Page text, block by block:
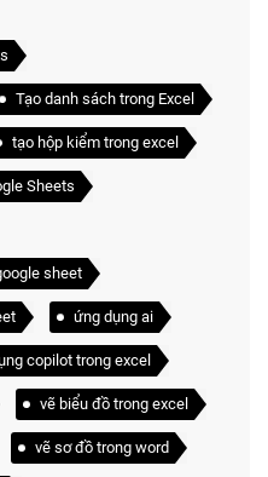
Tạo danh sách trong Excel
tạo hộp kiểm trong excel
Sheets
sheet
ứng dụng ai
copilot trong excel
vẽ biểu đồ trong excel
vẽ sơ đồ trong word